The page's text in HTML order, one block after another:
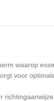
waarop
voor